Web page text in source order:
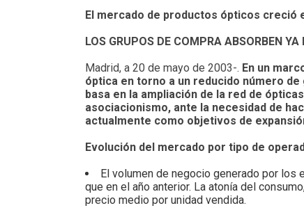
El mercado de productos ópticos creció
LOS GRUPOS DE COMPRA ABSORBEN
Madrid, a 20 de mayo de 2003-. En un
óptica en torno a un reducido número
basa en la ampliación de la red de
asociacionismo, ante la necesidad de
actualmente como objetivos de
Evolución del mercado por tipo de
El volumen de negocio generado por
que en el año anterior. La atonía del
precio medio por unidad vendida.